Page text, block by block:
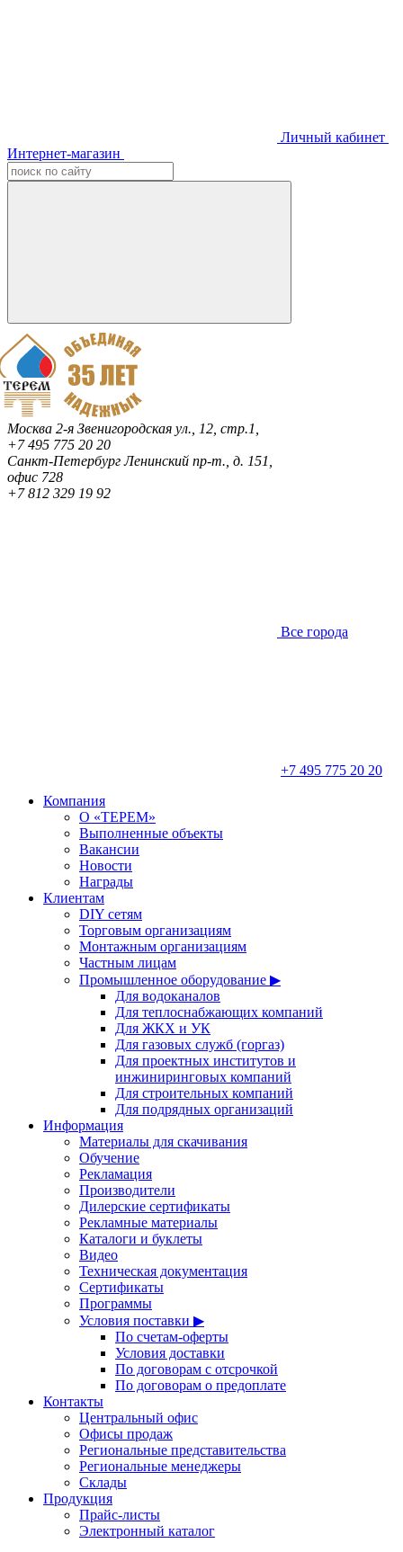
Личный кабинет
Интернет-магазин
Москва 2-я Звенигородская ул., 12, стр.1,
+7 495 775 20 20
Санкт-ПетербургЛенинский пр-т., д. 151,
офис 728
+7 812 329 19 92
Все города
+7 495 775 20 20
Компания
О «ТЕРЕМ»
Выполненные объекты
Вакансии
Новости
Награды
Клиентам
DIY сетям
Торговым организациям
Монтажным организациям
Частным лицам
Промышленное оборудование ▶
Для водоканалов
Для теплоснабжающих компаний
Для ЖКХ и УК
Для газовых служб (горгаз)
Для проектных институтов и
инжиниринговых компаний
Для строительных компаний
Для подрядных организаций
Информация
Материалы для скачивания
Обучение
Рекламация
Производители
Дилерские сертификаты
Рекламные материалы
Каталоги и буклеты
Видео
Техническая документация
Сертификаты
Программы
Условия поставки ▶
По счетам-оферты
Условия доставки
По договорам с отсрочкой
По договорам о предоплате
Контакты
Центральный офис
Офисы продаж
Региональные представительства
Региональные менеджеры
Склады
Продукция
Прайс-листы
Электронный каталог